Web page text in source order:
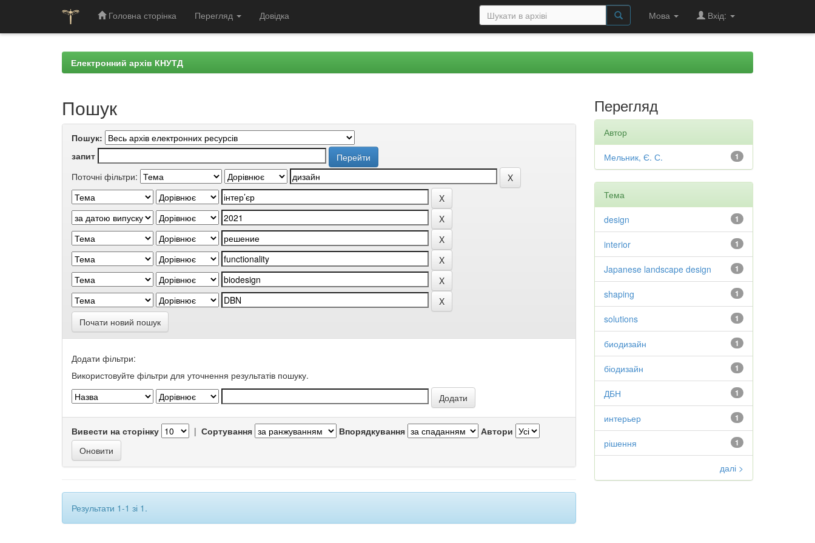
Головна сторінка Перегляд Довідка Мова Вхід:
Електронний архів КНУТД
Пошук
Пошук:
запит
Поточні фільтри:
Почати новий пошук
Додати фільтри:
Використовуйте фільтри для уточнення результатів пошуку.
Вивести на сторінку | Сортування Впорядкування Автори
Результати 1-1 зі 1.
Перегляд
Автор
1
Мельник, Є. С.
Тема
1
design
1
interior
1
Japanese landscape design
1
shaping
1
solutions
1
биодизайн
1
біодизайн
1
ДБН
1
интерьер
1
рішення
далі >